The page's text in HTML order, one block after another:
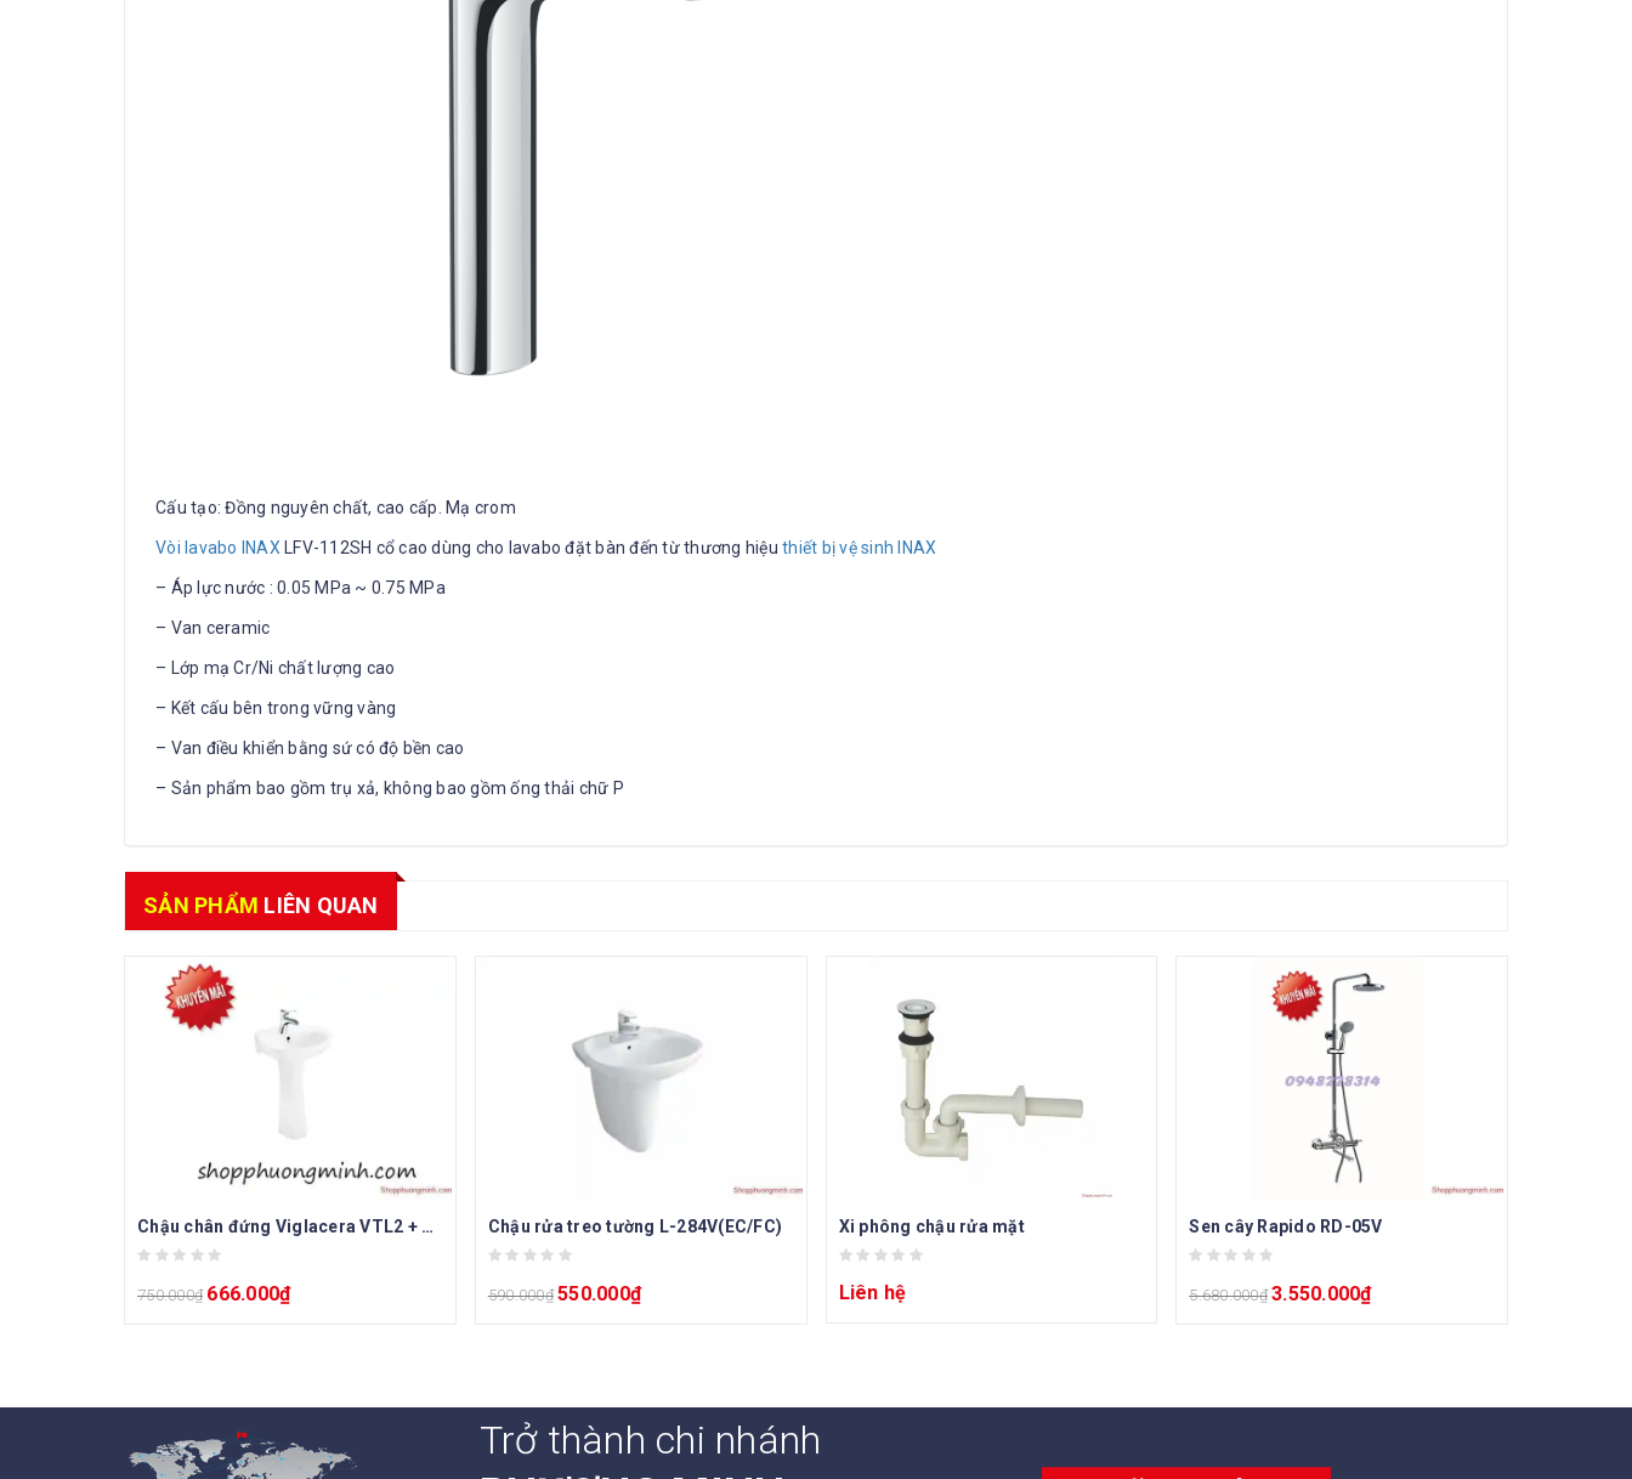
Cấu tạo: Đồng nguyên chất, cao cấp. Mạ crom
Vòi lavabo INAX LFV-112SH cổ cao dùng cho lavabo đặt bàn đến từ thương hiệu thiết bị vệ sinh INAX
– Áp lực nước : 0.05 MPa ~ 0.75 MPa
– Van ceramic
– Lớp mạ Cr/Ni chất lượng cao
– Kết cấu bên trong vững vàng
– Van điều khiển bằng sứ có độ bền cao
– Sản phẩm bao gồm trụ xả, không bao gồm ống thải chữ P
SẢN PHẨM LIÊN QUAN
Chậu chân đứng Viglacera VTL2 + VI1T
750.000₫ 666.000₫
Chậu rửa treo tường L-284V(EC/FC)
590.000₫ 550.000₫
Xi phông chậu rửa mặt
Liên hệ
Sen cây Rapido RD-05V
5.680.000₫ 3.550.000₫
Trở thành chi nhánh